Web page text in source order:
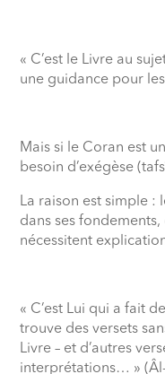
« C’est le Livre au
une guidance pour
Mais si le Coran est
besoin d’exégèse
La raison est simple :
dans ses
nécessitent
« C’est Lui qui a fait
trouve des versets
Livre – et d’autres
interprétations… » (Âl-